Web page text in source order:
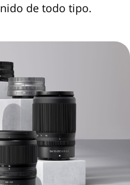
de todo tipo.